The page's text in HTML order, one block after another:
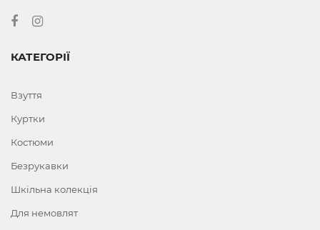
КАТЕГОРІЇ
Взуття
Куртки
Костюми
Безрукавки
Шкільна колекція
Для немовлят